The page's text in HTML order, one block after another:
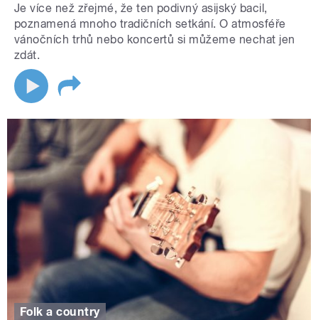
Je více než zřejmé, že ten podivný asijský bacil,
poznamená mnoho tradičních setkání. O atmosféře
vánočních trhů nebo koncertů si můžeme nechat jen
zdát.
Folk a country